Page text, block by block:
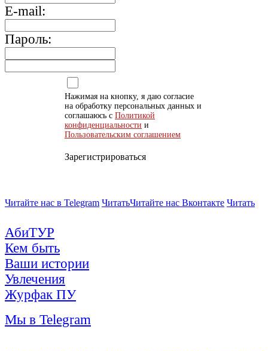
E-mail:
Пароль:
Нажимая на кнопку, я даю согласие
на обработку персональных данных и
соглашаюсь с Политикой
конфиденциальности и
Пользовательским соглашением
Зарегистрироваться
Читайте нас в Telegram ЧитатьЧитайте нас Вконтакте Читать
АбиТУР
Кем быть
Ваши истории
Увлечения
Журфак ПУ
Мы в Telegram